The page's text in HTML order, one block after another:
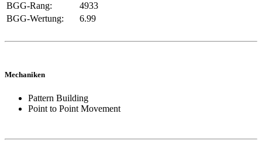
BGG-Rang:
4933
BGG-Wertung:
6.99
Mechaniken
Pattern Building
Point to Point Movement